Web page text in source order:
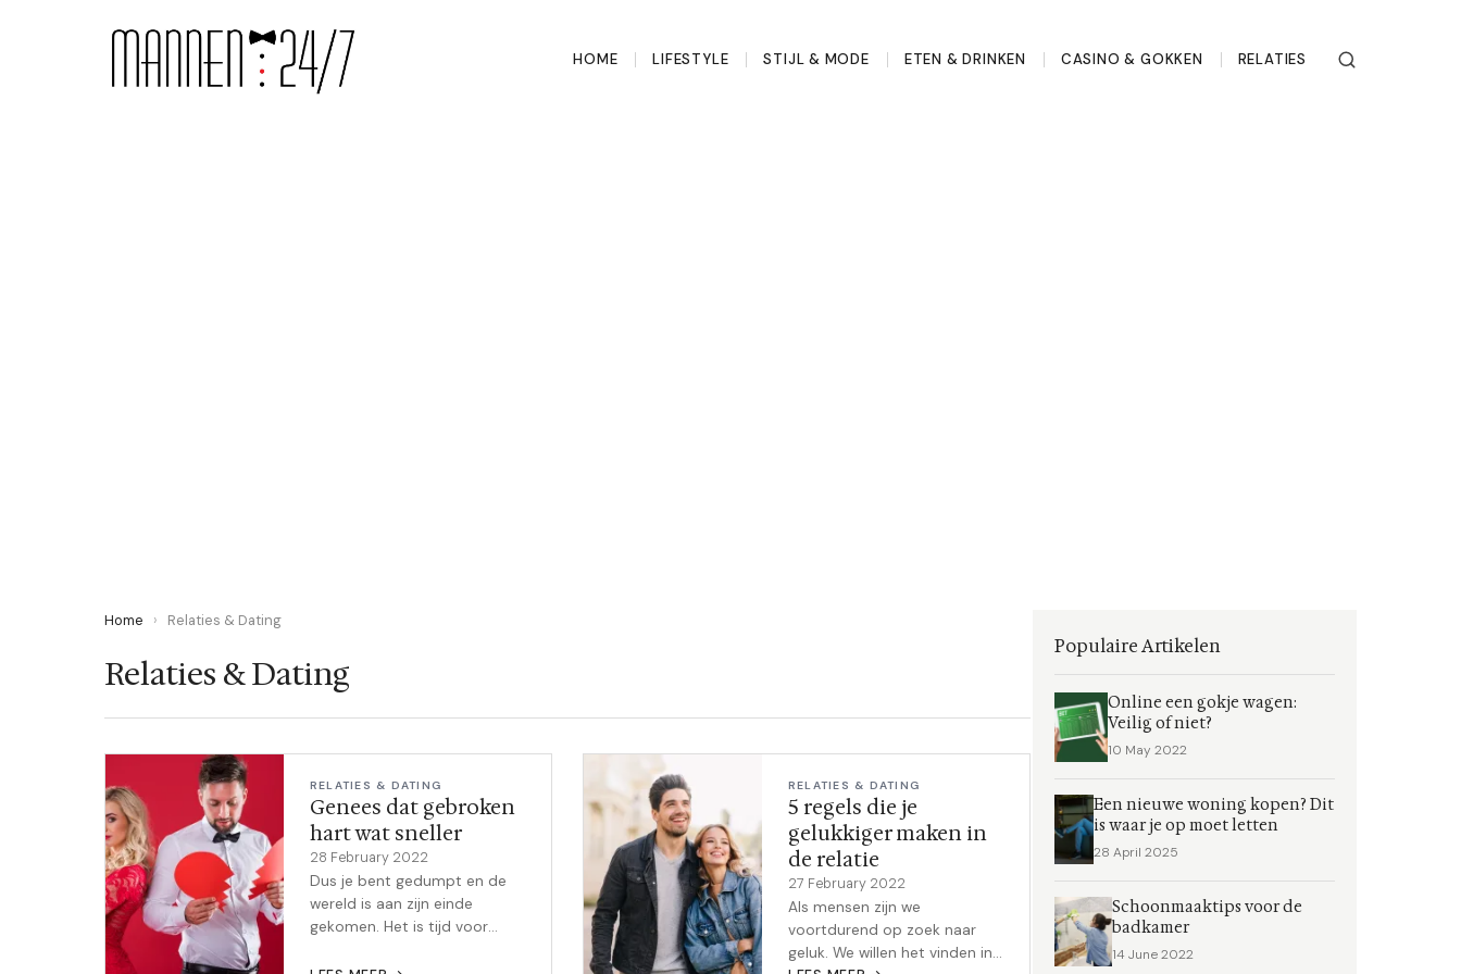
HOME LIFESTYLE STIJL & MODE ETEN & DRINKEN CASINO & GOKKEN RELATIES
Home › Relaties & Dating
Relaties & Dating
RELATIES & DATING
Genees dat gebroken
hart wat sneller
28 February 2022
Dus je bent gedumpt en de
wereld is aan zijn einde
gekomen. Het is tijd voor
RELATIES & DATING
5 regels die je
gelukkiger maken in
de relatie
27 February 2022
Als mensen zijn we
voortdurend op zoek naar
geluk. We willen het vinden in
Populaire Artikelen
Online een gokje wagen:
Veilig of niet?
10 May 2022
Een nieuwe woning kopen? Dit
is waar je op moet letten
28 April 2025
Schoonmaaktips voor de
badkamer
14 June 2022